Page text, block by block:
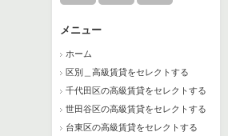
メニュー
ホーム
区別＿高級賃貸をセレクトする
千代田区の高級賃貸をセレクトする
世田谷区の高級賃貸をセレクトする
台東区の高級賃貸をセレクトする